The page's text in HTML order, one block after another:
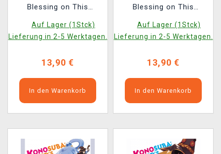
Blessing on This
11 ENG
Auf Lager (1Stck)
Lieferung in 2-5 Werktagen.
13,90 €
In den Warenkorb
Blessing on This
12 ENG
Auf Lager (1Stck)
Lieferung in 2-5 Werktagen.
13,90 €
In den Warenkorb